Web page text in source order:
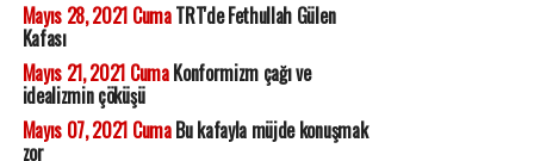
Mayıs 28, 2021 CumaTRT'de Fethullah Gülen
Kafası
Mayıs 21, 2021 CumaKonformizm çağı ve
idealizmin çöküşü
Mayıs 07, 2021 CumaBu kafayla müjde konuşmak
zor